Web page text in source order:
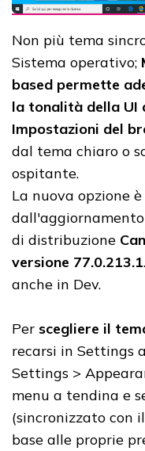
Non più tema
Sistema operativo;
based permette
la tonalità della UI
Impostazioni del
dal tema chiaro o
ospitante.
La nuova opzione
di distribuzione
versione 77.0.213.1
anche in Dev.
Per scegliere il
recarsi in Settings
Settings >
menu a tendina e
(sincronizzato con
base alle proprie